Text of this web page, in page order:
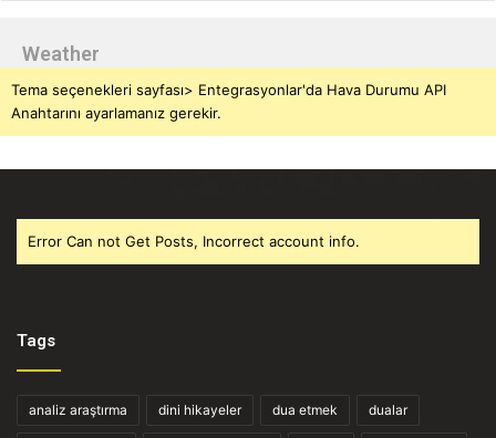
Weather
Tema seçenekleri sayfası> Entegrasyonlar'da Hava Durumu API
Anahtarını ayarlamanız gerekir.
Error Can not Get Posts, Incorrect account info.
Tags
analiz araştırma dini hikayeler dua etmek dualar